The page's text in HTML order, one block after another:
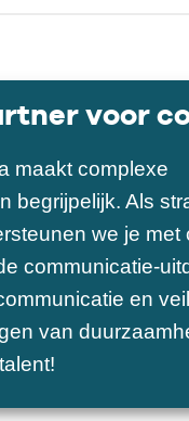
voor
maakt complexe
begrijpelijk. Als
we je met
communicatie-
en
van